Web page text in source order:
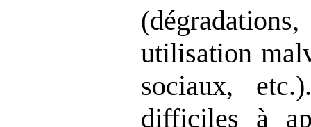
utilisation
sociaux,
difficiles à